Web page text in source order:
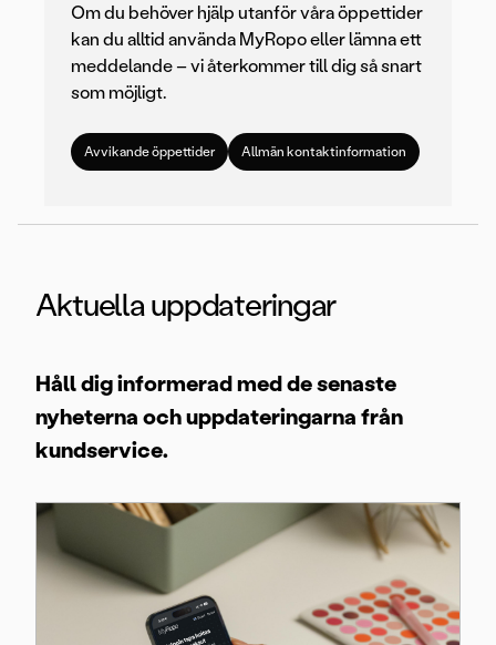
Om du behöver hjälp utanför våra öppettider
kan du alltid använda MyRopo eller lämna ett
meddelande – vi återkommer till dig så snart
som möjligt.
Avvikande öppettider Allmän kontaktinformation
Aktuella uppdateringar
Håll dig informerad med de senaste
nyheterna och uppdateringarna från
kundservice.